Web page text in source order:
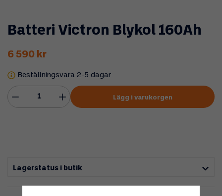
Batteri Victron Blykol 160Ah
6 590 kr
Beställningsvara 2-5 dagar
Lägg i varukorgen
Lagerstatus i butik